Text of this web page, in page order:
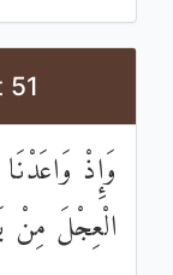
51
وَإِذْ
الْعِجْلَ مِنْ